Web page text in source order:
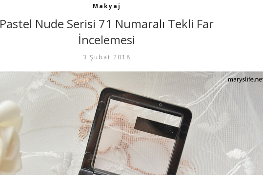
Makyaj
Pastel Nude Serisi 71 Numaralı Tekli Far
İncelemesi
3 Şubat 2018